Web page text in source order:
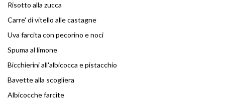
Risotto alla zucca
Carre' di vitello alle castagne
Uva farcita con pecorino e noci
Spuma al limone
Bicchierini all'albicocca e pistacchio
Bavette alla scogliera
Albicocche farcite